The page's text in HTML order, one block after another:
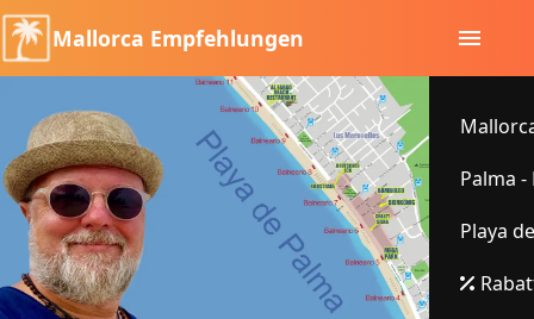
Mallorca Empfehlungen
Palma
Playa